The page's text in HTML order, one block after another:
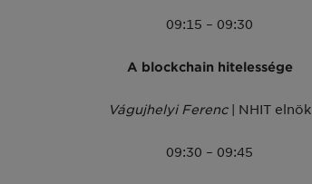
09:15 – 09:30
A blockchain hitelessége
Vágujhelyi Ferenc | NHIT elnök
09:30 – 09:45